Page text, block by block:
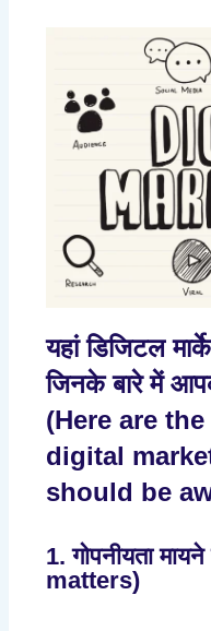
यहां डिजिटल
जिनके बारे में
(Here are
digital
should be
1. गोपनीयता
matters)